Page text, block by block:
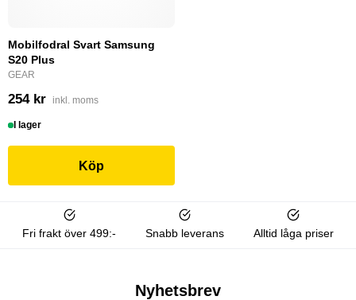
Mobilfodral Svart Samsung
S20 Plus
GEAR
254 kr inkl. moms
I lager
Köp
Fri frakt över 499:- Snabb leverans Alltid låga priser
Nyhetsbrev